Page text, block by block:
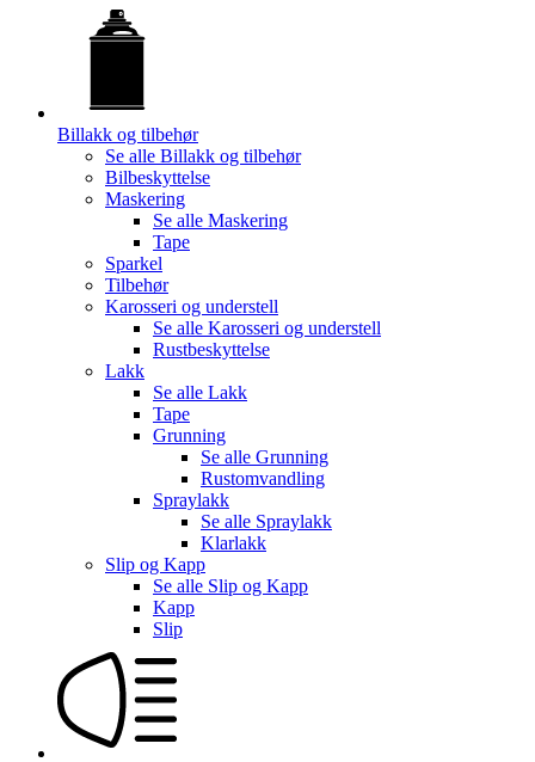
Billakk og tilbehør
Se alle Billakk og tilbehør
Bilbeskyttelse
Maskering
Se alle Maskering
Tape
Sparkel
Tilbehør
Karosseri og understell
Se alle Karosseri og understell
Rustbeskyttelse
Lakk
Se alle Lakk
Tape
Grunning
Se alle Grunning
Rustomvandling
Spraylakk
Se alle Spraylakk
Klarlakk
Slip og Kapp
Se alle Slip og Kapp
Kapp
Slip